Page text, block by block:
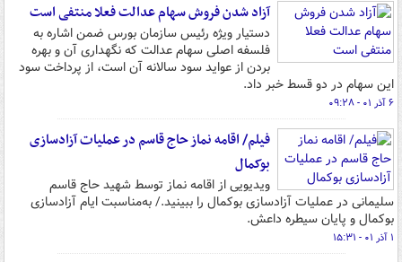
آزاد شدن فروش سهام عدالت فعلا منتفی است
دستیار ویژه رئیس سازمان بورس ضمن اشاره به
فلسفه اصلی سهام عدالت که نگهداری آن و بهره
بردن از عواید سود سالانه آن است، از پرداخت سود
این سهام در دو قسط خبر داد.
۶ آذر ۰۱ - ۰۹:۲۸
فیلم/ اقامه نماز حاج قاسم در عملیات آزادسازی
بوکمال
ویدیویی از اقامه نماز توسط شهید حاج قاسم
سلیمانی در عملیات آزادسازی بوکمال را ببینید./ به‌مناسبت ایام آزادسازی
بوکمال و پایان سیطره داعش.
۱ آذر ۰۱ - ۱۵:۳۱